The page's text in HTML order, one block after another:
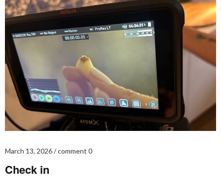
March 13, 2026 comment 0
Check in